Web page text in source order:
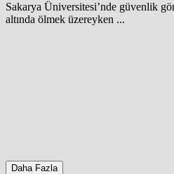
Sakarya Üniversitesi’nde güvenlik
altında ölmek üzereyken ...
Daha Fazla